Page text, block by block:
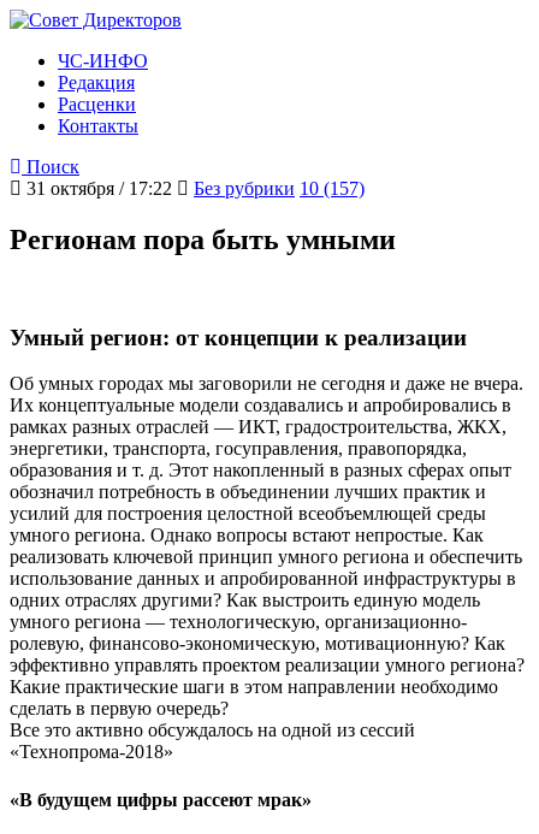
ЧС-ИНФО
Редакция
Расценки
Контакты
Поиск
31 октября / 17:22
Без рубрики 10 (157)
Регионам пора быть умными
Умный регион: от концепции к реализации
Об умных городах мы заговорили не сегодня и даже не вчера.
Их концептуальные модели создавались и апробировались в
рамках разных отраслей — ИКТ, градостроительства, ЖКХ,
энергетики, транспорта, госуправления, правопорядка,
образования и т. д. Этот накопленный в разных сферах опыт
обозначил потребность в объединении лучших практик и
усилий для построения целостной всеобъемлющей среды
умного региона. Однако вопросы встают непростые. Как
реализовать ключевой принцип умного региона и обеспечить
использование данных и апробированной инфраструктуры в
одних отраслях другими? Как выстроить единую модель
умного региона — технологическую, организационно-
ролевую, финансово-экономическую, мотивационную? Как
эффективно управлять проектом реализации умного региона?
Какие практические шаги в этом направлении необходимо
сделать в первую очередь?
Все это активно обсуждалось на одной из сессий
«Технопрома-2018»
«В будущем цифры рассеют мрак»